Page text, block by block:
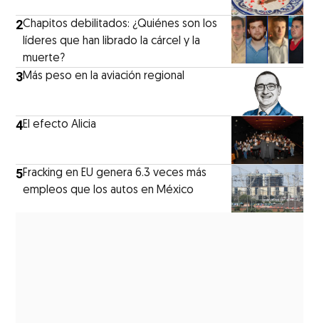
2Chapitos debilitados: ¿Quiénes son los
líderes que han librado la cárcel y la
muerte?
3Más peso en la aviación regional
4El efecto Alicia
5Fracking en EU genera 6.3 veces más
empleos que los autos en México